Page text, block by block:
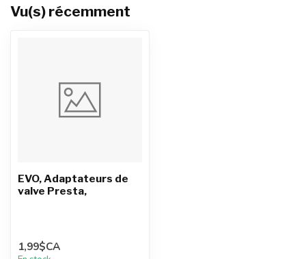
Vu(s) récemment
EVO, Adaptateurs de
valve Presta,
1,99$CA